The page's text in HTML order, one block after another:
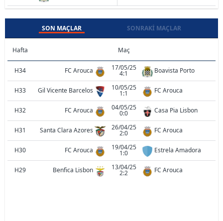
SON MAÇLAR SONRAKI MAÇLAR
Hafta Maç
H34 FC Arouca 17/05/25
4:1 Boavista Porto
H33 Gil Vicente Barcelos 10/05/25
1:1 FC Arouca
H32 FC Arouca 04/05/25
0:0 Casa Pia Lisbon
H31 Santa Clara Azores 26/04/25
2:0 FC Arouca
H30 FC Arouca 19/04/25
1:0 Estrela Amadora
H29 Benfica Lisbon 13/04/25
2:2 FC Arouca